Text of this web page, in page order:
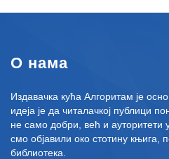
О нама
Издавачка кућа Алгоритам је
идеја је да читалачкој публици
не само добри, већ и ауторитети
смо објавили око стотину књига,
библиотека.